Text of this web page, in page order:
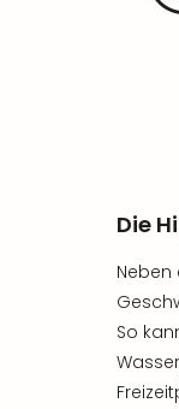
Die
Neben
So